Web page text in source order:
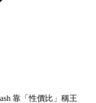
靠「性價比」稱王